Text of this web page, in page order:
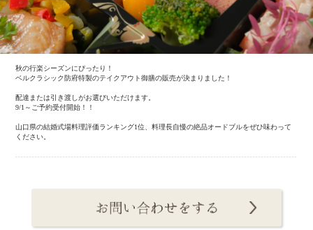
秋の行楽シーズンにぴったり！
ベルクラシック防府特製のテイクアウト御膳の販売が決まりました！
配達または引き渡しがお選びいただけます。
9/1～ご予約受付開始！！
山口県の結婚式場料理評価ランキング1位、料理長自慢の絶品オードブルをぜひ味わって
ください。